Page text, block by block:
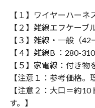
【１】ワイヤーハーネ
【２】雑線エフケー
【３】雑線・一般（
【４】雑線B ：280-
【５】家電線：付き物
【注意１：参考価格。
【注意２：大口＝約
す。】